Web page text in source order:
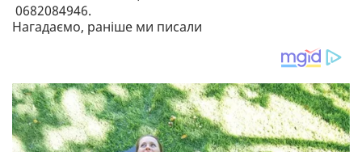
0682084946.
Нагадаємо, раніше ми писали